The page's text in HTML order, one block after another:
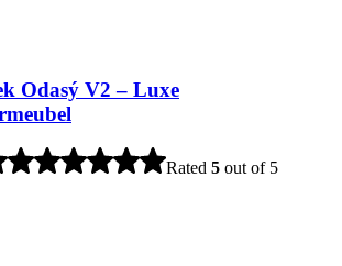
Odasý V2 – Luxe
Rated 5 out of 5